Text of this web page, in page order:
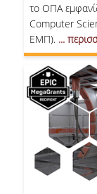
το ΟΠΑ
Computer
ΕΜΠ). ...